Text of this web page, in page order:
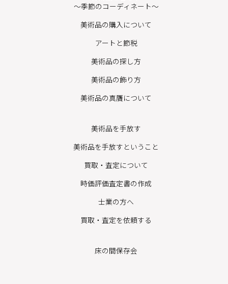
〜季節のコーディネート〜
美術品の購入について
アートと節税
美術品の探し方
美術品の飾り方
美術品の真贋について
美術品を手放す
美術品を手放すということ
買取・査定について
時価評価査定書の作成
士業の方へ
買取・査定を依頼する
床の間保存会